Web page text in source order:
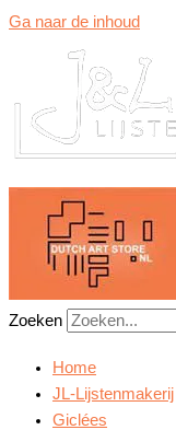
Ga naar de inhoud
Zoeken
Home
JL-Lijstenmakerij
Giclées